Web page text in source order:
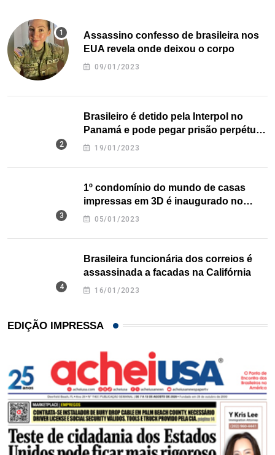
Assassino confesso de brasileira nos
EUA revela onde deixou o corpo
09/01/2023
Brasileiro é detido pela Interpol no
Panamá e pode pegar prisão perpétua
nos EUA
19/01/2023
1º condomínio do mundo de casas
impressas em 3D é inaugurado no
Texas
05/01/2023
Brasileira funcionária dos correios é
assassinada a facadas na Califórnia
16/01/2023
EDIÇÃO IMPRESSA